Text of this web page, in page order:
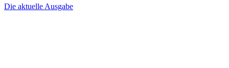
Die aktuelle Ausgabe